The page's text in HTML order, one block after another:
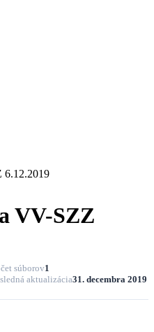
6.12.2019
VV-SZZ
súborov1
aktualizácia31. decembra 2019